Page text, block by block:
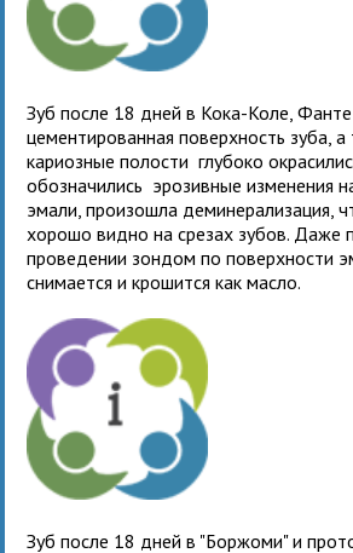
Зуб после 18 дней в Кока-Коле,
цементированная поверхность зуба,
кариозные полости глубоко
обозначились эрозивные изменения
эмали, произошла деминерализация,
хорошо видно на срезах зубов. Даже
проведении зондом по поверхности
снимается и крошится как масло.
Зуб после 18 дней в "Боржоми" и